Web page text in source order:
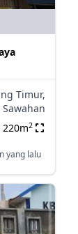
Timur,
Sawahan
220m2
yang lalu